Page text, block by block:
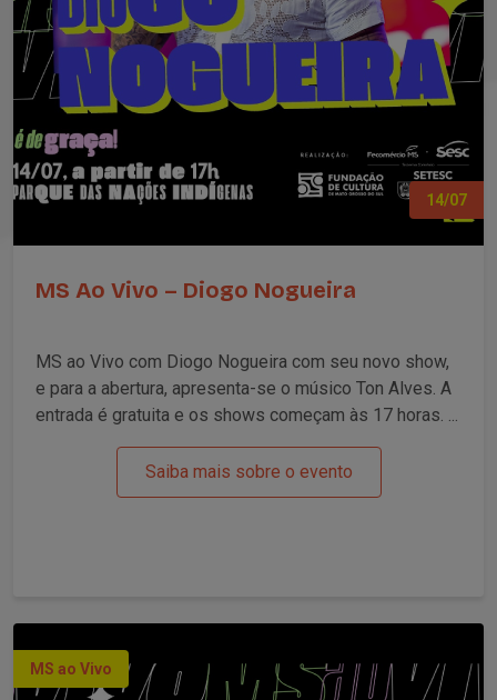
14/07
MS Ao Vivo – Diogo Nogueira
MS ao Vivo com Diogo Nogueira com seu novo show,
e para a abertura, apresenta-se o músico Ton Alves. A
entrada é gratuita e os shows começam às 17 horas. ...
Saiba mais sobre o evento
MS ao Vivo